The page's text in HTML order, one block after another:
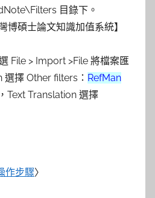
目錄下。
博碩士論文知識加值系統】
File > Import >File 將檔案匯
擇 Other filters： RefMan
，Text Translation 選擇
作步驟〉